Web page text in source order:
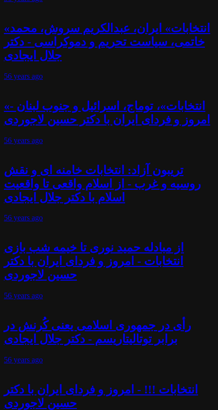
«انتخابات» ایران، عبدالکریم سروش، محمد
خاتمی، سیاست تحریم و دموکراسی - دکتر
جلال ایجادی
56 years ago
«انتخابات»، توماج، اسرائیل و جنوب لبنان -
امروز و فردای ایران با دکتر حسین لاجوردی
56 years ago
تریبون آزاد: انتخابات خامنه ای و نقش
روسیه و غرب - از اسلام واقعی تا واقعیت
اسلام با دکتر جلال ایجادی
56 years ago
از مبادله حمید نوری تا خیمه شب بازی
انتخابات - امروز و فردای ایران با دکتر
حسین لاجوردی
56 years ago
رأی در جمهوری اسلامی یعنی کُرنش در
برابر توتالیتاریسم - دکتر جلال ایجادی
56 years ago
انتخابات !!! - امروز و فردای ایران با دکتر
حسین لاجوردی